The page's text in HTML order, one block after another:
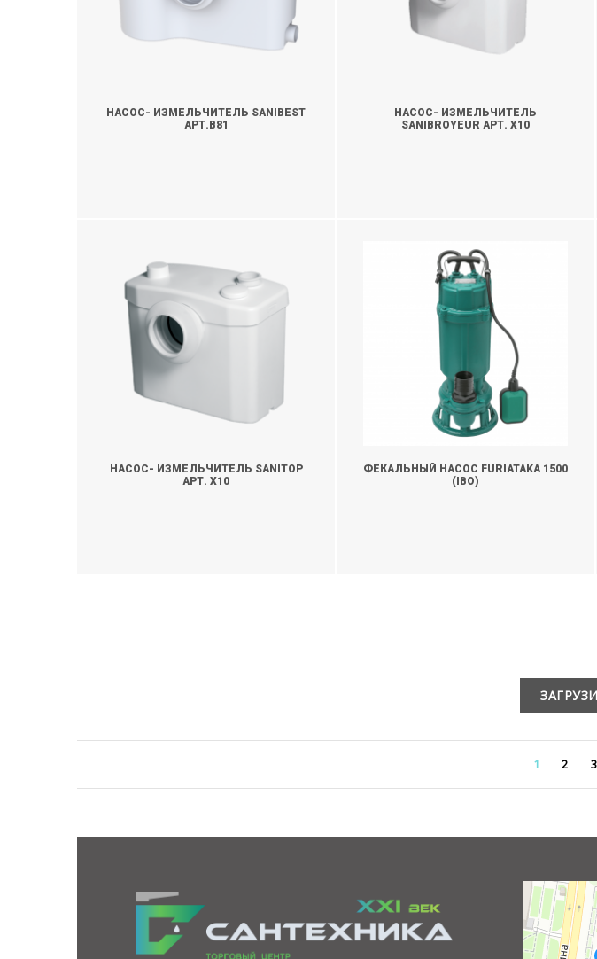
НАСОС- ИЗМЕЛЬЧИТЕЛЬ SANIBEST
АРТ.B81
НАСОС- ИЗМЕЛЬЧИТЕЛЬ
SANIBROYEUR АРТ. X10
НАСОС- ИЗМЕЛЬЧИТЕЛЬ SANITOP
АРТ. X10
ФЕКАЛЬНЫЙ НАСОС FURIATAKA 1500
(IBO)
1 2 3